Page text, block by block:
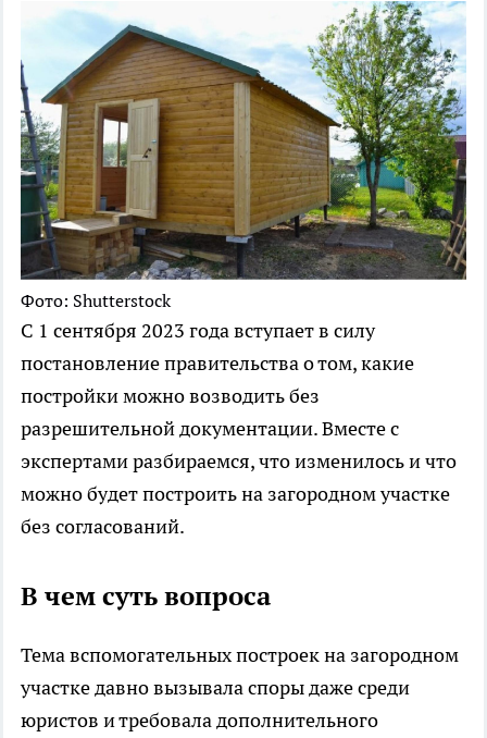
Фото: Shutterstock
C 1 сентября 2023 года вступает в силу
постановление правительства о том, какие
постройки можно возводить без
разрешительной документации. Вместе с
экспертами разбираемся, что изменилось и что
можно будет построить на загородном участке
без согласований.
В чем суть вопроса
Тема вспомогательных построек на загородном
участке давно вызывала споры даже среди
юристов и требовала дополнительного